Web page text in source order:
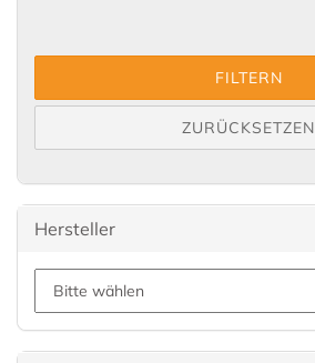
FILTERN
ZURÜCKSETZEN
Hersteller